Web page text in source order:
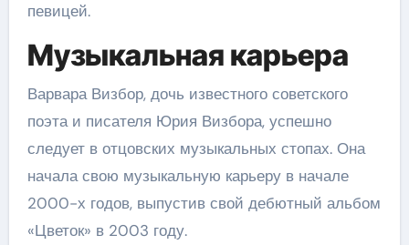
певицей.
Музыкальная карьера
Варвара Визбор, дочь известного советского
поэта и писателя Юрия Визбора, успешно
следует в отцовских музыкальных стопах. Она
начала свою музыкальную карьеру в начале
2000-х годов, выпустив свой дебютный альбом
«Цветок» в 2003 году.